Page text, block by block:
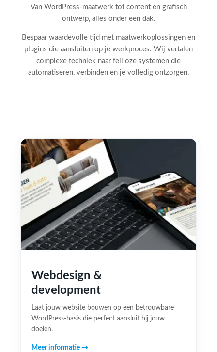
Van WordPress-maatwerk tot content en grafisch
ontwerp, alles onder één dak.
Bespaar waardevolle tijd met maatwerkoplossingen en
plugins die aansluiten op je werkproces. Wij vertalen
complexe techniek naar feilloze systemen die
automatiseren, verbinden en je volledig ontzorgen.
Webdesign &
development
Laat jouw website bouwen op een betrouwbare
WordPress-basis die perfect aansluit bij jouw
doelen.
Meer informatie →